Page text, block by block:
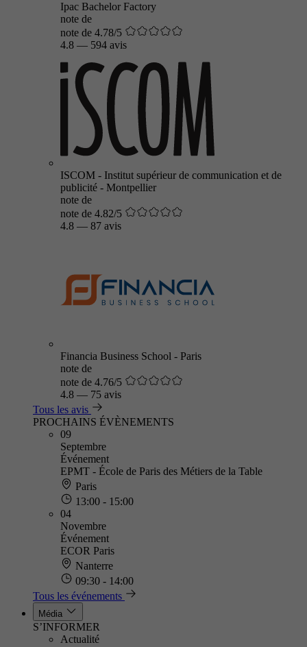
Ipac Bachelor Factory
note de
note de 4.78/5
4.8 — 594 avis
ISCOM - Institut supérieur de communication et de
publicité - Montpellier
note de
note de 4.82/5
4.8 — 87 avis
Financia Business School - Paris
note de
note de 4.76/5
4.8 — 75 avis
Tous les avis
PROCHAINS ÉVÈNEMENTS
09
Septembre
Événement
EPMT - École de Paris des Métiers de la Table
Paris
13:00 - 15:00
04
Novembre
Événement
ECOR Paris
Nanterre
09:30 - 14:00
Tous les événements
Média
S’INFORMER
Actualité